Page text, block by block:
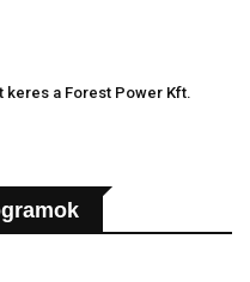
a Forest Power Kft.